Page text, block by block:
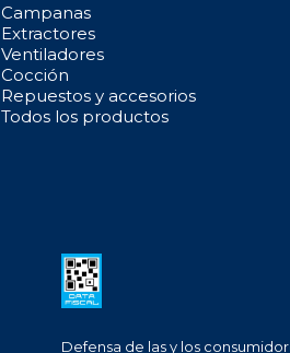
Campanas
Extractores
Ventiladores
Cocción
Repuestos y accesorios
Todos los productos
Defensa de las y los